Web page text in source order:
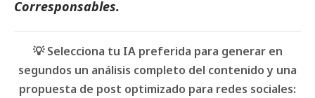
Corresponsables.
💡 Selecciona tu IA preferida para generar en
segundos un análisis completo del contenido y una
propuesta de post optimizado para redes sociales: